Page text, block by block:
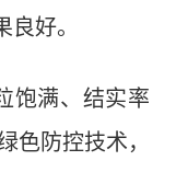
好。
满、结实率
色防控技术，